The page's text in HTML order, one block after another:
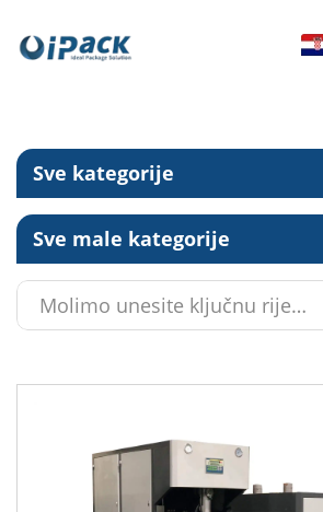
Sve kategorije
Sve male kategorije